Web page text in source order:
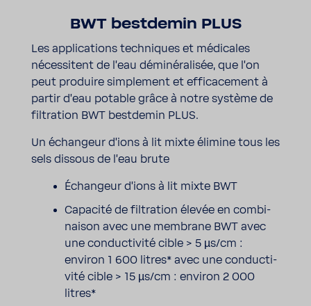
BWT best­demin PLUS
Les appli­ca­tions tech­niques et médi­cales
néces­sitent de l'eau démi­né­ra­lisée, que l'on
peut produire simple­ment et effi­ca­ce­ment à
partir d'eau potable grâce à notre système de
filtra­tion BWT best­demin PLUS.
Un échan­geur d'ions à lit mixte élimine tous les
sels dissous de l'eau brute
Échan­geur d'ions à lit mixte BWT
Capa­cité de filtra­tion élevée en combi­
naison avec une membrane BWT avec
une conduc­ti­vité cible > 5 µs/cm :
environ 1 600 litres* avec une conduc­ti­
vité cible > 15 µs/cm : environ 2 000
litres*